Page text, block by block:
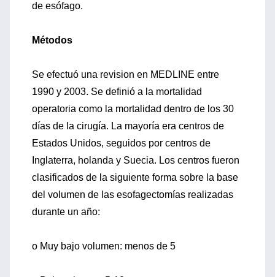
de esófago.
Métodos
Se efectuó una revision en MEDLINE entre
1990 y 2003. Se definió a la mortalidad
operatoria como la mortalidad dentro de los 30
días de la cirugía. La mayoría era centros de
Estados Unidos, seguidos por centros de
Inglaterra, holanda y Suecia. Los centros fueron
clasificados de la siguiente forma sobre la base
del volumen de las esofagectomías realizadas
durante un año:
o Muy bajo volumen: menos de 5